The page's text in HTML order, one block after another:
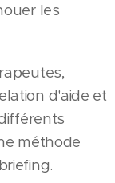
les
d'aide et
méthode